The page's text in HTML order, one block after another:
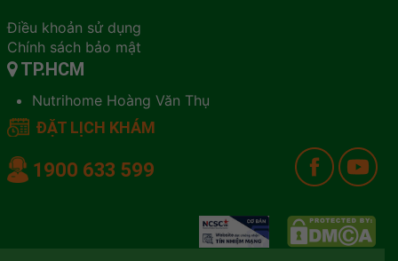
Điều khoản sử dụng
Chính sách bảo mật
TP.HCM
Nutrihome Hoàng Văn Thụ
ĐẶT LỊCH KHÁM
1900 633 599